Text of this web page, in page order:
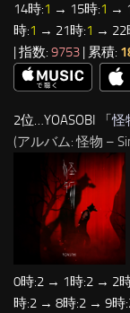
14時:1 → 15時:1 →
時:1 → 21時:1 → 22
| 指数: 9753 | 累積:
2位…YOASOBI 「怪
(アルバム: 怪物 –
0時:2 → 1時:2 → 2
時:2 → 8時:2 → 9